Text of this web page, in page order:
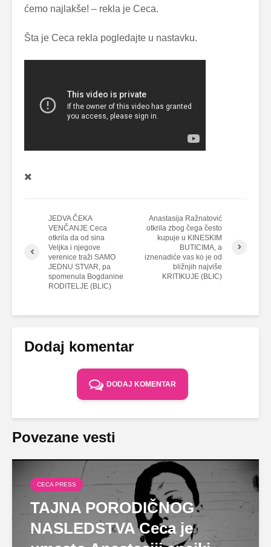
ćemo najlakše! – rekla je Ceca.
Šta je Ceca rekla pogledajte u nastavku.
JEDVA ČEKA
VENČANJE Ceca
otkrila da od sina
Veljka i njegove
verenice traži SAMO
JEDNU STVAR, pa
spomenula Bogdanine
RODITELJE (BLIC)
Anastasija Ražnatović
otkrila zbog čega često
kupuje u KINESKIM
BUTICIMA, a
iznenadiće vas ko je od
bližnjih najviše
KRITIKUJE (BLIC)
Dodaj komentar
DODAJ KOMENTAR
Povezane vesti
CECA PRESS
TAJNA PORODIČNOG
NASLEDSTVA Ceca je